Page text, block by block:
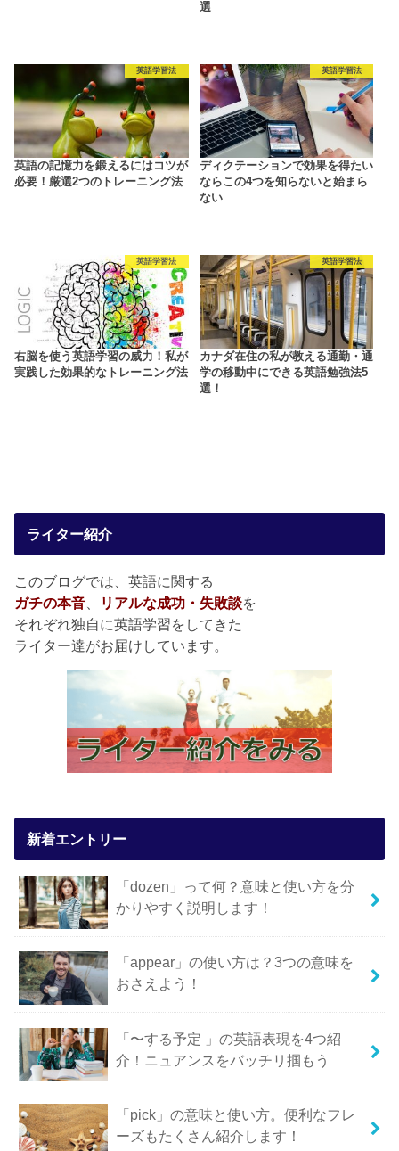
選
英語学習法
英語の記憶力を鍛えるにはコツが
必要！厳選2つのトレーニング法
英語学習法
ディクテーションで効果を得たい
ならこの4つを知らないと始まら
ない
英語学習法
右脳を使う英語学習の威力！私が
実践した効果的なトレーニング法
英語学習法
カナダ在住の私が教える通勤・通
学の移動中にできる英語勉強法5
選！
ライター紹介
このブログでは、英語に関する
ガチの本音
リアルな成功・失敗談を
それぞれ独自に英語学習をしてきた
ライター達がお届けしています。
新着エントリー
「dozen」って何？意味と使い方を分
かりやすく説明します！
「appear」の使い方は？3つの意味を
おさえよう！
「〜する予定 」の英語表現を4つ紹
介！ニュアンスをバッチリ掴もう
「pick」の意味と使い方。便利なフレ
ーズもたくさん紹介します！